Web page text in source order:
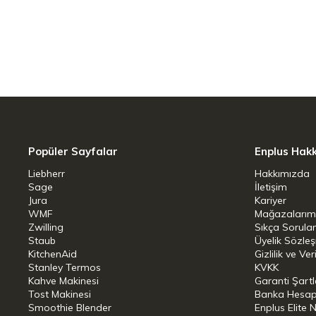
Cihazların ağa bağlanması evdeki
Tüm yemeklerinizi başarıyla
çeşitli yemekleri otomatik olarak
tavuk eti pişiriyor olun fark etmez; ne
seçmenize gerek yok. Örneğin etin
eklenebilen mikrodalga fonksiyonuyla
Popüler Sayfalar
Liebherr
Sage
Jura
WMF
Zwilling
Staub
KitchenAid
Stanley Termos
Kahve Makinesi
Tost Makinesi
Smoothie Blender
Enplus
Hakkımızda
İletişim
Kariyer
Sıkça
Üyelik
Gizlilik ve
KVKK
Garanti
Banka
Enplus Elite